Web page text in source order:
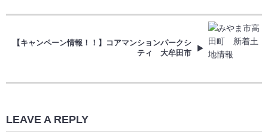
【キャンペーン情報！！】コアマンションパークシ
ティ 大牟田市
LEAVE A REPLY